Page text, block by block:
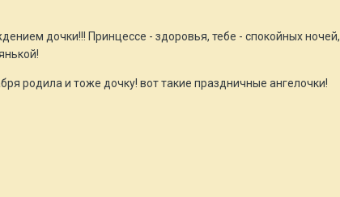
дочки!!! Принцессе - здоровья, тебе - спокойных
родила и тоже дочку! вот такие праздничные ангелочки!